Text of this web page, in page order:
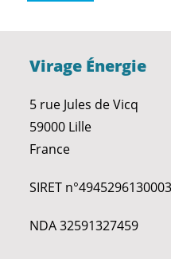
Virage Énergie
5 rue Jules de Vicq
59000 Lille
France
SIRET
NDA 32591327459